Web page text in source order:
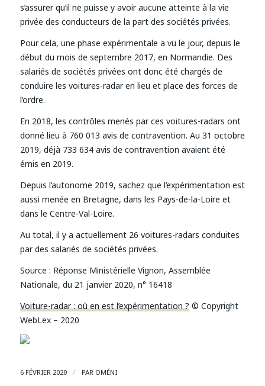
s’assurer qu’il ne puisse y avoir aucune atteinte à la vie
privée des conducteurs de la part des sociétés privées.
Pour cela, une phase expérimentale a vu le jour, depuis le
début du mois de septembre 2017, en Normandie. Des
salariés de sociétés privées ont donc été chargés de
conduire les voitures-radar en lieu et place des forces de
l’ordre.
En 2018, les contrôles menés par ces voitures-radars ont
donné lieu à 760 013 avis de contravention. Au 31 octobre
2019, déjà 733 634 avis de contravention avaient été
émis en 2019.
Depuis l’autonome 2019, sachez que l’expérimentation est
aussi menée en Bretagne, dans les Pays-de-la-Loire et
dans le Centre-Val-Loire.
Au total, il y a actuellement 26 voitures-radars conduites
par des salariés de sociétés privées.
Source : Réponse Ministérielle Vignon, Assemblée
Nationale, du 21 janvier 2020, n° 16418
Voiture-radar : où en est l’expérimentation ? © Copyright
WebLex – 2020
6 FÉVRIER 2020 / PAR OMÉNI